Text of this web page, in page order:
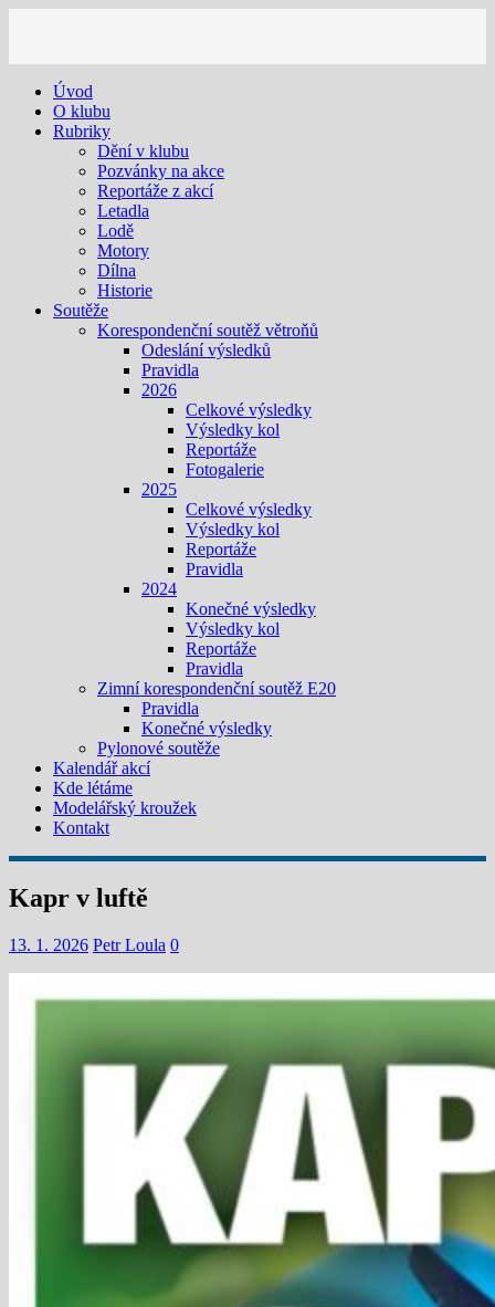
Úvod
O klubu
Rubriky
Dění v klubu
Pozvánky na akce
Reportáže z akcí
Letadla
Lodě
Motory
Dílna
Historie
Soutěže
Korespondenční soutěž větroňů
Odeslání výsledků
Pravidla
2026
Celkové výsledky
Výsledky kol
Reportáže
Fotogalerie
2025
Celkové výsledky
Výsledky kol
Reportáže
Pravidla
2024
Konečné výsledky
Výsledky kol
Reportáže
Pravidla
Zimní korespondenční soutěž E20
Pravidla
Konečné výsledky
Pylonové soutěže
Kalendář akcí
Kde létáme
Modelářský kroužek
Kontakt
Kapr v luftě
13. 1. 2026 Petr Loula 0